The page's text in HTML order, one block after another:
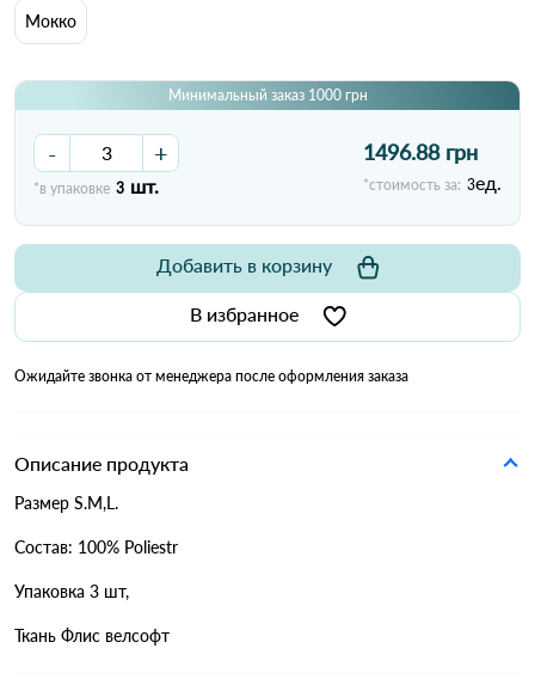
Мокко
Минимальный заказ 1000 грн
- +
*в упаковке 3 шт.
1496.88 грн
*стоимость за: 3ед.
В избранное
Добавить в корзину
Ожидайте звонка от менеджера после оформления заказа
Описание продукта
Размер S.M,L.
Состав: 100% Poliestr
Упаковка 3 шт,
Ткань Флис велсофт